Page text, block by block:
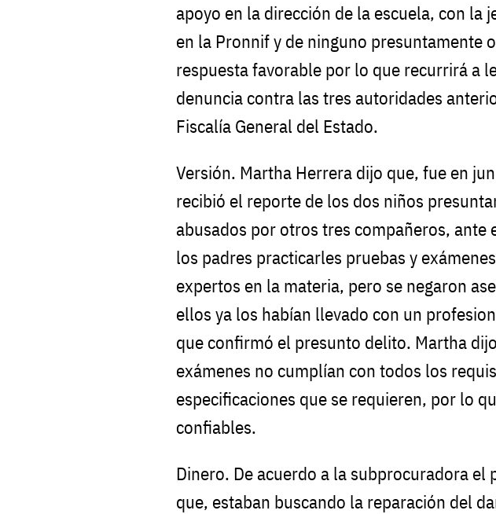
apoyo en la dirección de la escuela, con la
en la Pronnif y de ninguno presuntamente
respuesta favorable por lo que recurrirá a
denuncia contra las tres autoridades
Fiscalía General del Estado.
Versión. Martha Herrera dijo que, fue en
recibió el reporte de los dos niños
abusados por otros tres compañeros, ante
los padres practicarles pruebas y
expertos en la materia, pero se negaron
ellos ya los habían llevado con un
que confirmó el presunto delito. Martha
exámenes no cumplían con todos los
especificaciones que se requieren, por lo
confiables.
Dinero. De acuerdo a la subprocuradora el
que, estaban buscando la reparación del